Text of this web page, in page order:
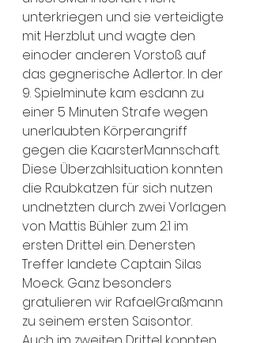
unterkriegen und sie verteidigte
mit Herzblut und wagte den
einoder anderen Vorstoß auf
das gegnerische Adlertor. In der
9. Spielminute kam esdann zu
einer 5 Minuten Strafe wegen
unerlaubten Körperangriff
gegen die KaarsterMannschaft.
Diese Überzahlsituation konnten
die Raubkatzen für sich nutzen
undnetzten durch zwei Vorlagen
von Mattis Bühler zum 2:1 im
ersten Drittel ein. Denersten
Treffer landete Captain Silas
Moeck. Ganz besonders
gratulieren wir RafaelGraßmann
zu seinem ersten Saisontor.